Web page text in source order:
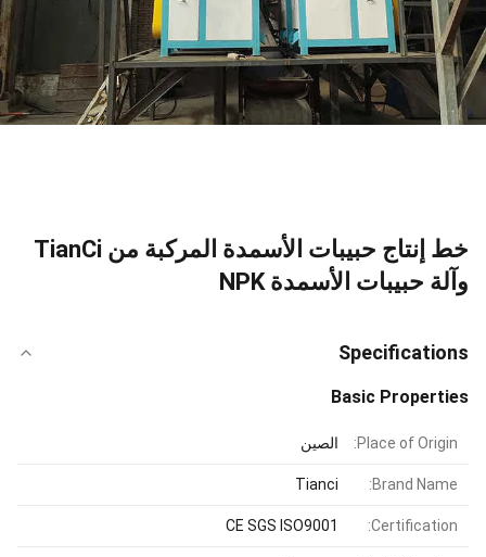
خط إنتاج حبيبات الأسمدة المركبة من TianCi
وآلة حبيبات الأسمدة NPK
Specifications
Basic Properties
Place of Origin: الصين
Brand Name:
Tianci
Certification:
CE SGS ISO9001